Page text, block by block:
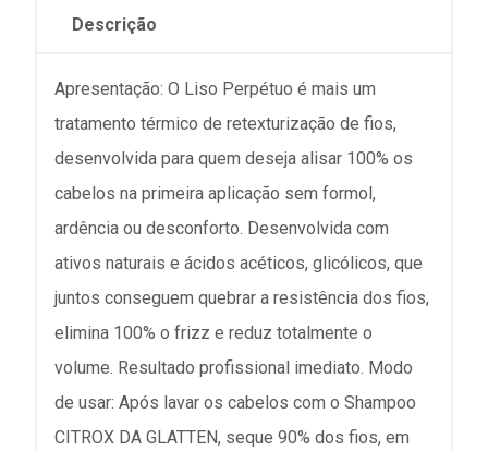
Descrição
Apresentação: O Liso Perpétuo é mais um
tratamento térmico de retexturização de fios,
desenvolvida para quem deseja alisar 100% os
cabelos na primeira aplicação sem formol,
ardência ou desconforto. Desenvolvida com
ativos naturais e ácidos acéticos, glicólicos, que
juntos conseguem quebrar a resistência dos fios,
elimina 100% o frizz e reduz totalmente o
volume. Resultado profissional imediato. Modo
de usar: Após lavar os cabelos com o Shampoo
CITROX DA GLATTEN, seque 90% dos fios, em